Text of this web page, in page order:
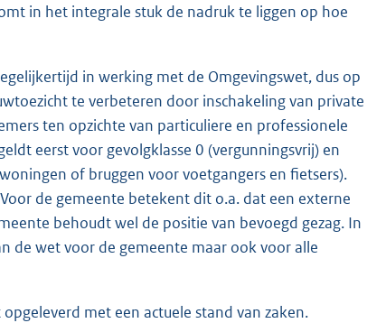
in het integrale stuk de nadruk te liggen op hoe
in werking met de Omgevingswet, dus op
te verbeteren door inschakeling van private
ten opzichte van particuliere en professionele
eerst voor gevolgklasse 0 (vergunningsvrij) en
of bruggen voor voetgangers en fietsers).
de gemeente betekent dit o.a. dat een externe
behoudt wel de positie van bevoegd gezag. In
de wet voor de gemeente maar ook voor alle
met een actuele stand van zaken.